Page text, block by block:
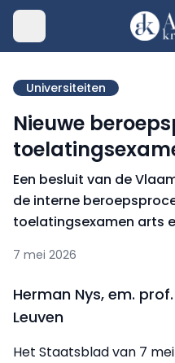
Universiteiten
Nieuwe
Een besluit van de
de interne
toelatingsexamen arts
7 mei 2026
Herman Nys, em.
Leuven
Het Staatsblad van 7